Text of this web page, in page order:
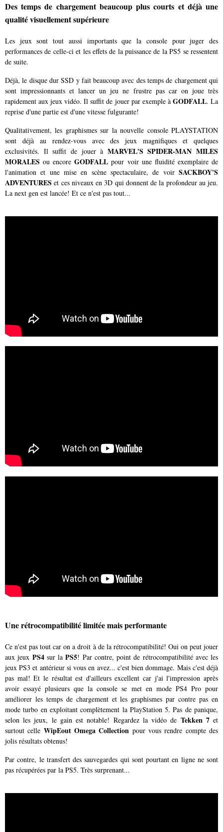
Des temps de chargement beaucoup plus courts et déjà une
qualité visuellement supérieure
Les jeux sont tout aussi importants que la console pour juger des
performances de celle-ci et les effets de la puissance de la PS5 se ressentent
de suite.
Déjà, le disque dur SSD y fait beaucoup avec des temps de chargement qui
sont impressionnants et lancer un jeu ne frustre pas car on joue très
rapidement aux jeux vidéo. Il suffit de jouer par exemple à GODFALL. La
reprise d'une partie est d'une vitesse fulgurante!
Qualitativement, les graphismes sur la nouvelle console PLAYSTATION
sont déjà au rendez-vous avec des jeux magnifiques et quelques
exclusivités. Il suffit de jouer à MARVEL'S SPIDER-MAN MILES
MORALES ou encoreGODFALLpour voir une fluidité exemplaire de
l'animation et une mise en scène spectaculaire, de voir SACKBOY'S
ADVENTURES et ces niveaux en 3D qui donnent de la profondeur au jeu.
La next gen est lancée! Et ce n'est pas tout...
Une rétrocompatibilité limitée mais performante
Ce n'est pas tout car on a droit à de la rétrocompatibilité! Oui on peut jouer
aux jeux PS4sur laPS5! Par contre, point de rétrocompatibilité avec les
jeux PS3 et antérieur si vous en avez... c'est bien dommage. Mais c'est déjà
pas mal! Et le résultat est d'ailleurs excellent car j'ai l'impression après
avoir essayé plusieurs que la console se met en mode PS4 Pro pour
améliorer les temps de chargement et les graphismes par contre pas en
mode turbo en exploitant complètement la PlayStation 5. Pas de panique,
selon les jeux, le gain est notable! Regardez la vidéo de Tekken 7et
surtout celle WipEout Omega Collection pour vous rendre compte des
jolis résultats obtenus!
Par contre, le transfert des sauvegardes qui sont pourtant en ligne ne sont
pas récupérées par la PS5. Très surprenant...